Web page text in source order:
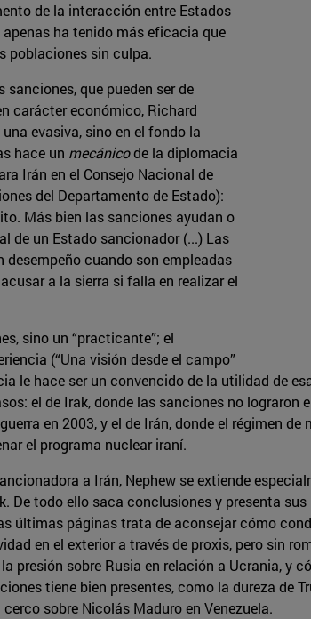
de la interacción entre Estados
ha tenido más eficacia que
poblaciones sin culpa.
que pueden ser de
carácter económico, Richard
evasiva, sino en el fondo la
hace un mecánicode la diplomacia
Irán en el Consejo Nacional de
del Departamento de Estado):
Más bien las sanciones ayudan o
de un Estado sancionador (...) Las
desempeño cuando son empleadas
a la sierra si falla en realizar el
sino un “practicante”; el
(“Una visión desde el campo”
le hace ser un convencido de la utilidad de
el de Irak, donde las sanciones no
en 2003, y el de Irán, donde el régimen
el programa nuclear iraní.
a Irán, Nephew se extiende
De todo ello saca conclusiones y presenta
últimas páginas trata de aconsejar cómo
en el exterior a través de proxis, pero sin
presión sobre Rusia en relación a Ucrania, y
tiene bien presentes, como la dureza de
sobre Nicolás Maduro en Venezuela.